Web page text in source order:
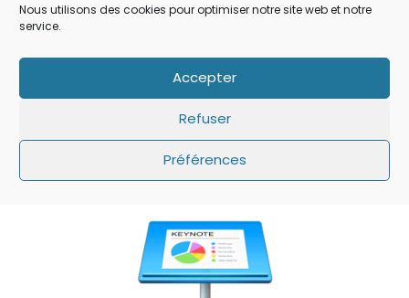
Nous utilisons des cookies pour optimiser notre site web et notre
service.
Accepter
Refuser
Préférences
IOS: QUE FAIRE SI LE MINUTEUR NE S’AFFICHE
PAS SUR L’ÉCRAN DE VERROUILLAGE ?